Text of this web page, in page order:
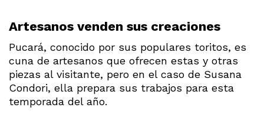
Artesanos venden sus creaciones
Pucará, conocido por sus populares toritos, es
cuna de artesanos que ofrecen estas y otras
piezas al visitante, pero en el caso de Susana
Condori, ella prepara sus trabajos para esta
temporada del año.